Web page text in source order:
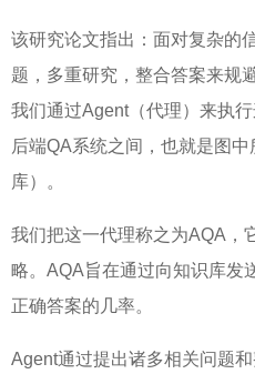
该研究论文指出：面对复杂的
题，多重研究，整合答案来规
我们通过Agent（代理）来执
后端QA系统之间，也就是图
库）。
我们把这一代理称之为AQA，
略。AQA旨在通过向知识库发
正确答案的几率。
Agent通过提出诸多相关问题